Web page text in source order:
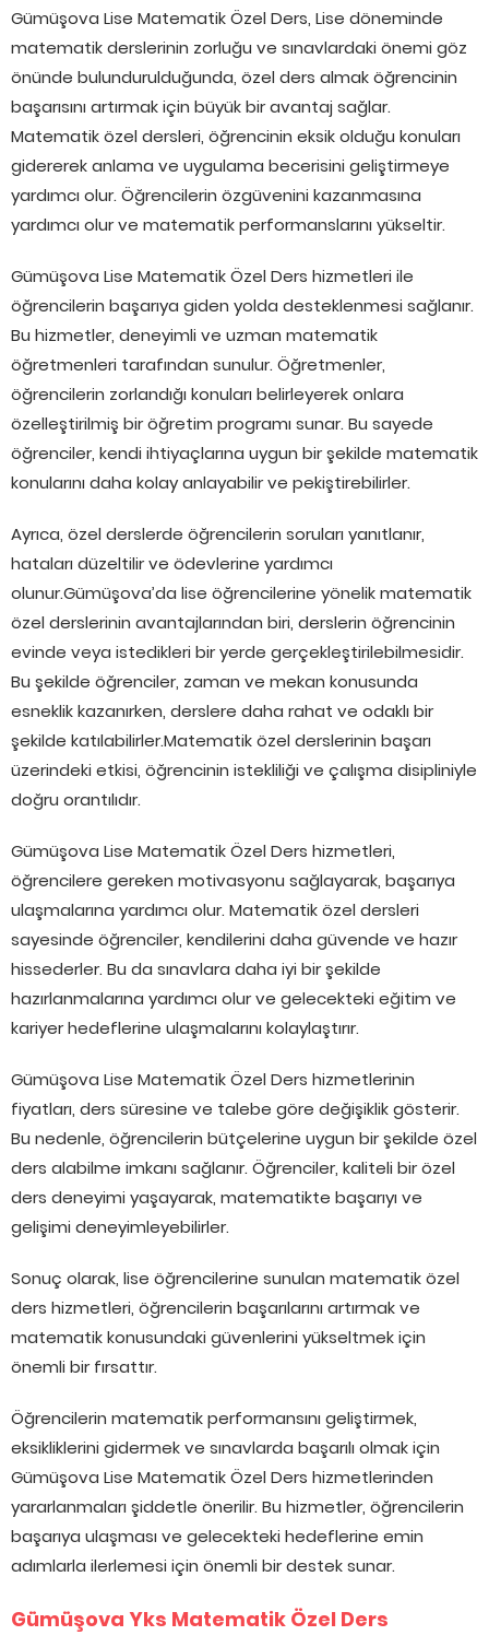
Gümüşova Lise Matematik Özel Ders, Lise döneminde
matematik derslerinin zorluğu ve sınavlardaki önemi göz
önünde bulundurulduğunda, özel ders almak öğrencinin
başarısını artırmak için büyük bir avantaj sağlar.
Matematik özel dersleri, öğrencinin eksik olduğu konuları
gidererek anlama ve uygulama becerisini geliştirmeye
yardımcı olur. Öğrencilerin özgüvenini kazanmasına
yardımcı olur ve matematik performanslarını yükseltir.
Gümüşova Lise Matematik Özel Ders hizmetleri ile
öğrencilerin başarıya giden yolda desteklenmesi sağlanır.
Bu hizmetler, deneyimli ve uzman matematik
öğretmenleri tarafından sunulur. Öğretmenler,
öğrencilerin zorlandığı konuları belirleyerek onlara
özelleştirilmiş bir öğretim programı sunar. Bu sayede
öğrenciler, kendi ihtiyaçlarına uygun bir şekilde matematik
konularını daha kolay anlayabilir ve pekiştirebilirler.
Ayrıca, özel derslerde öğrencilerin soruları yanıtlanır,
hataları düzeltilir ve ödevlerine yardımcı
olunur.Gümüşova’da lise öğrencilerine yönelik matematik
özel derslerinin avantajlarından biri, derslerin öğrencinin
evinde veya istedikleri bir yerde gerçekleştirilebilmesidir.
Bu şekilde öğrenciler, zaman ve mekan konusunda
esneklik kazanırken, derslere daha rahat ve odaklı bir
şekilde katılabilirler.Matematik özel derslerinin başarı
üzerindeki etkisi, öğrencinin istekliliği ve çalışma disipliniyle
doğru orantılıdır.
Gümüşova Lise Matematik Özel Ders hizmetleri,
öğrencilere gereken motivasyonu sağlayarak, başarıya
ulaşmalarına yardımcı olur. Matematik özel dersleri
sayesinde öğrenciler, kendilerini daha güvende ve hazır
hissederler. Bu da sınavlara daha iyi bir şekilde
hazırlanmalarına yardımcı olur ve gelecekteki eğitim ve
kariyer hedeflerine ulaşmalarını kolaylaştırır.
Gümüşova Lise Matematik Özel Ders hizmetlerinin
fiyatları, ders süresine ve talebe göre değişiklik gösterir.
Bu nedenle, öğrencilerin bütçelerine uygun bir şekilde özel
ders alabilme imkanı sağlanır. Öğrenciler, kaliteli bir özel
ders deneyimi yaşayarak, matematikte başarıyı ve
gelişimi deneyimleyebilirler.
Sonuç olarak, lise öğrencilerine sunulan matematik özel
ders hizmetleri, öğrencilerin başarılarını artırmak ve
matematik konusundaki güvenlerini yükseltmek için
önemli bir fırsattır.
Öğrencilerin matematik performansını geliştirmek,
eksikliklerini gidermek ve sınavlarda başarılı olmak için
Gümüşova Lise Matematik Özel Ders hizmetlerinden
yararlanmaları şiddetle önerilir. Bu hizmetler, öğrencilerin
başarıya ulaşması ve gelecekteki hedeflerine emin
adımlarla ilerlemesi için önemli bir destek sunar.
Gümüşova Yks Matematik Özel Ders